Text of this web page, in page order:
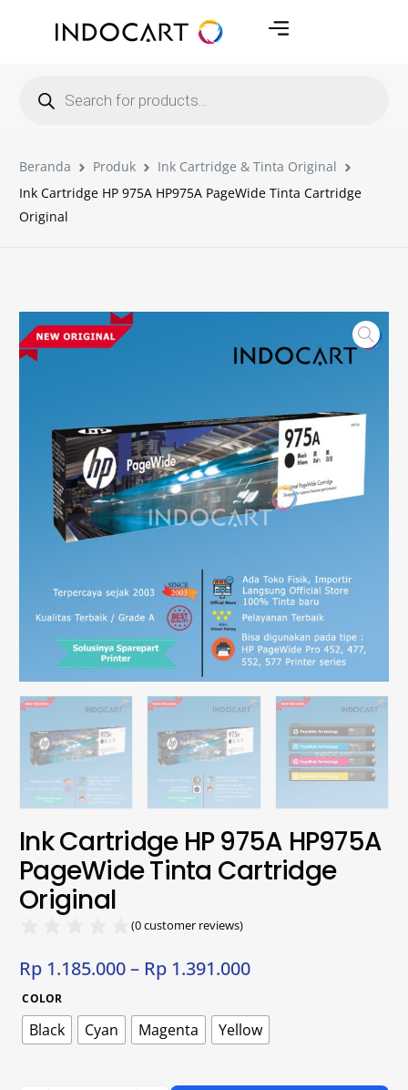
Beranda Produk
Ink Cartridge & Tinta Original
Ink Cartridge HP 975A HP975A PageWide Tinta Cartridge
Original
Ink Cartridge HP 975A HP975A
PageWide Tinta Cartridge
Original
(0customer reviews)
Rp 1.185.000– Rp 1.391.000
COLOR
Black Cyan Magenta Yellow